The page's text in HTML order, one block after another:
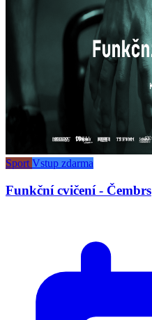
Sport Vstup zdarma
Funkční cvičení - Čembrs